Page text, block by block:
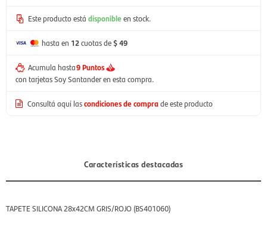
Este producto está disponible en stock.
hasta en 12cuotas de$ 49
Acumula hasta9 Puntos
con tarjetas Soy Santander en esta compra.
Consultá aquí lascondiciones de comprade este producto
Características destacadas
TAPETE SILICONA 28x42CM GRIS/ROJO (BS401060)